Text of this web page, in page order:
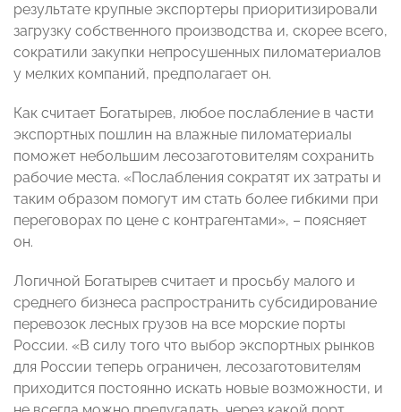
результате крупные экспортеры приоритизировали
загрузку собственного производства и, скорее всего,
сократили закупки непросушенных пиломатериалов
у мелких компаний, предполагает он.
Как считает Богатырев, любое послабление в части
экспортных пошлин на влажные пиломатериалы
поможет небольшим лесозаготовителям сохранить
рабочие места. «Послабления сократят их затраты и
таким образом помогут им стать более гибкими при
переговорах по цене с контрагентами», – поясняет
он.
Логичной Богатырев считает и просьбу малого и
среднего бизнеса распространить субсидирование
перевозок лесных грузов на все морские порты
России. «В силу того что выбор экспортных рынков
для России теперь ограничен, лесозаготовителям
приходится постоянно искать новые возможности, и